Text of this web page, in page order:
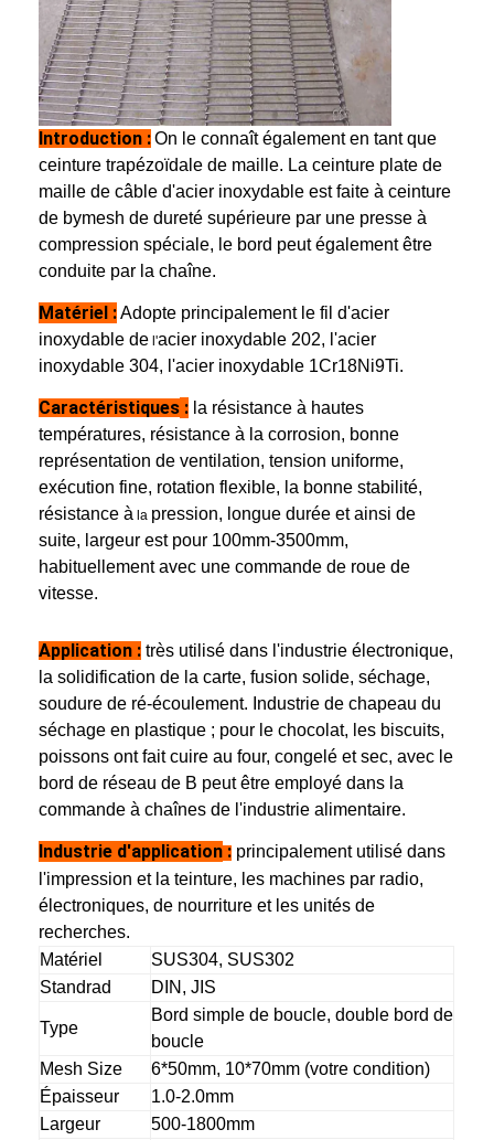
Aperçu
Produits
Visite d'usine
Contrôle de la qualité
Contact
nouvelles
Tous les cas
Ceinture de maille d'acier inoxydable
Grillage en spirale
Nourriture Mesh Belt
Introduction :On le connaît également en tant que
ceinture trapézoïdale de maille. La ceinture plate de
maille de câble d'acier inoxydable est faite à ceinture
de bymesh de dureté supérieure par une presse à
compression spéciale, le bord peut également être
conduite par la chaîne.
Matériel :Adopte principalement le fil d'acier
inoxydable de l'acier inoxydable 202, l'acier
inoxydable 304, l'acier inoxydable 1Cr18Ni9Ti.
Caractéristiques : la résistance à hautes
températures, résistance à la corrosion, bonne
représentation de ventilation, tension uniforme,
exécution fine, rotation flexible, la bonne stabilité,
résistance à la pression, longue durée et ainsi de
suite, largeur est pour 100mm-3500mm,
habituellement avec une commande de roue de
vitesse.
Application : très utilisé dans l'industrie électronique,
la solidification de la carte, fusion solide, séchage,
soudure de ré-écoulement. Industrie de chapeau du
séchage en plastique ; pour le chocolat, les biscuits,
poissons ont fait cuire au four, congelé et sec, avec le
bord de réseau de B peut être employé dans la
commande à chaînes de l'industrie alimentaire.
Industrie d'application: principalement utilisé dans
l'impression et la teinture, les machines par radio,
électroniques, de nourriture et les unités de
recherches.
Matériel
SUS304, SUS302
Standrad
DIN, JIS
Type
Bord simple de boucle, double bord de
boucle
Mesh Size
6*50mm, 10*70mm (votre condition)
Épaisseur
1.0-2.0mm
Largeur
500-1800mm